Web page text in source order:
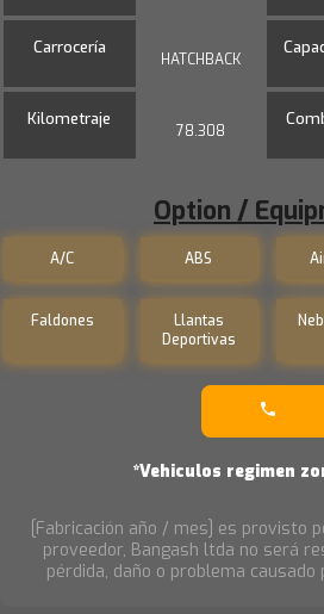
Carrocería
HATCHBACK
Kilometraje
78.308
Option /
A/C ABS
Faldones
Llantas
Deportivas
*Vehiculos regimen
[Fabricación año / mes] es provisto
proveedor, Bangash ltda no será
pérdida, daño o problema